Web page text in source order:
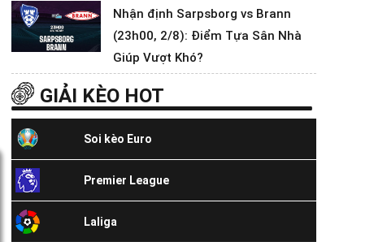
Nhận định Sarpsborg vs Brann
(23h00, 2/8): Điểm Tựa Sân Nhà
Giúp Vượt Khó?
GIẢI KÈO HOT
Soi kèo Euro
Premier League
Laliga